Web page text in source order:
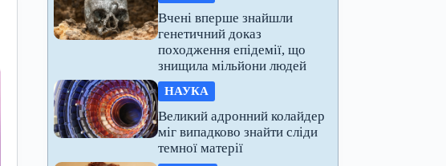
Вчені вперше знайшли
генетичний доказ
походження епідемії, що
знищила мільйони людей
НАУКА
Великий адронний колайдер
міг випадково знайти сліди
темної матерії